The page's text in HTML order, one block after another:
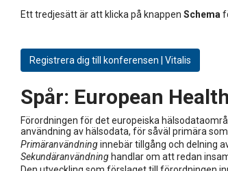
Ett tredjesätt är att klicka på knappen Schema
Registrera dig till konferensen | Vitalis
Spår: European
Förordningen för det europeiska
användning av hälsodata, för såväl primära
Primäranvändninginnebär tillgång och delning
Sekundäranvändning handlar om att redan